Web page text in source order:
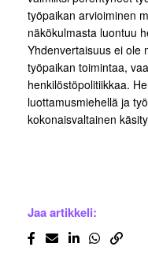
työpaikan arvioiminen
näkökulmasta luontuu
Yhdenvertaisuus ei ole
työpaikan toimintaa,
henkilöstöpolitiikkaa.
luottamusmiehellä ja
kokonaisvaltainen
Jaa artikkeli: